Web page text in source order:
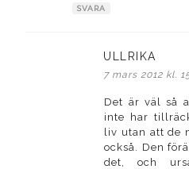
SVARA
ULLRIKA
7 mars 2012 kl.
Det är väl så
inte har
liv utan att de
också. Den
det, och